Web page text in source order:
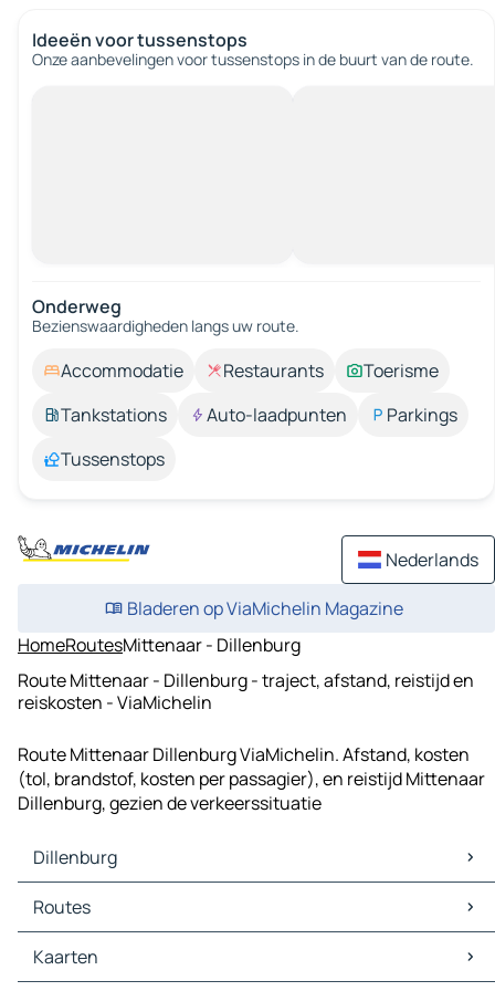
Ideeën voor tussenstops
Onze aanbevelingen voor tussenstops in de buurt van de route.
Onderweg
Bezienswaardigheden langs uw route.
Accommodatie Restaurants
Toerisme
Tankstations
Auto-laadpunten
Parkings
Tussenstops
Nederlands
Bladeren op ViaMichelin Magazine
HomeRoutesMittenaar - Dillenburg
Route Mittenaar - Dillenburg - traject, afstand, reistijd en
reiskosten - ViaMichelin
Route Mittenaar Dillenburg ViaMichelin. Afstand, kosten
(tol, brandstof, kosten per passagier), en reistijd Mittenaar
Dillenburg, gezien de verkeerssituatie
Dillenburg
Dillenburg Kaarten
Dillenburg Verkeer
Dillenburg Hotels
Dillenburg Restaurants
Routes
Routes Dillenburg - Siegen
Routes Dillenburg - Wetzlar
Kaarten